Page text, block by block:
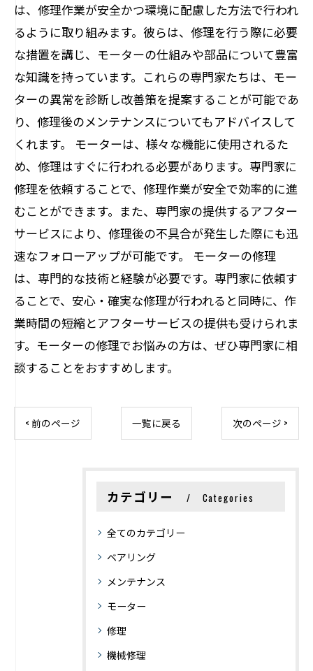
は、修理作業が安全かつ環境に配慮した方法で行われ
るように取り組みます。彼らは、修理を行う際に必要
な措置を講じ、モーターの仕組みや部品について豊富
な知識を持っています。これらの専門家たちは、モー
ターの異常を診断し改善策を提案することが可能であ
り、修理後のメンテナンスについてもアドバイスして
くれます。 モーターは、様々な機能に使用されるた
め、修理はすぐに行われる必要があります。専門家に
修理を依頼することで、修理作業が安全で効率的に進
むことができます。また、専門家の提供するアフター
サービスにより、修理後の不具合が発生した際にも迅
速なフォローアップが可能です。 モーターの修理
は、専門的な技術と経験が必要です。専門家に依頼す
ることで、安心・確実な修理が行われると同時に、作
業時間の短縮とアフターサービスの提供も受けられま
す。モーターの修理でお悩みの方は、ぜひ専門家に相
談することをおすすめします。
< 前のページ 一覧に戻る 次のページ >
カテゴリー Categories
全てのカテゴリー
ベアリング
メンテナンス
モーター
修理
機械修理